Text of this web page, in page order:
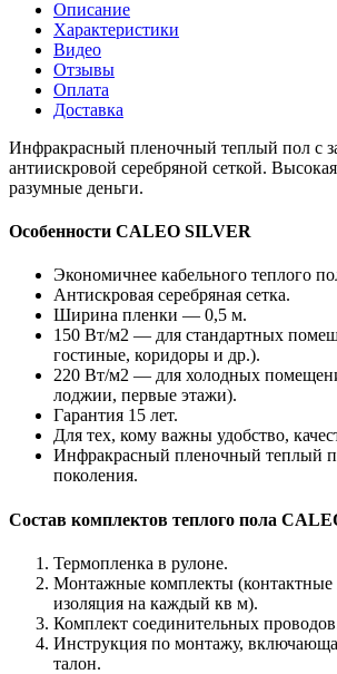
Описание
Характеристики
Видео
Отзывы
Оплата
Доставка
Инфракрасный пленочный теплый пол с
антиискровой серебряной сеткой.
разумные деньги.
Особенности CALEO SILVER
Экономичнее кабельного теплого
Антискровая серебряная сетка.
Ширина пленки — 0,5 м.
150 Вт/м2 — для стандартных
гостиные, коридоры и др.).
220 Вт/м2 — для холодных
лоджии, первые этажи).
Гарантия 15 лет.
Для тех, кому важны удобство,
Инфракрасный пленочный теплый
поколения.
Состав комплектов теплого пола
Термопленка в рулоне.
Монтажные комплекты
изоляция на каждый кв м).
Комплект соединительных
Инструкция по монтажу,
талон.